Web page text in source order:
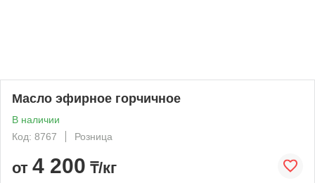
Масло эфирное горчичное
В наличии
Код: 8767
Розница
от 4 200 ₸/кг